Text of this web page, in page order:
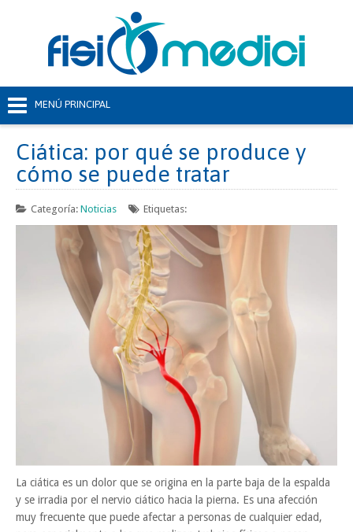
Ciática: por qué se produce y
cómo se puede tratar
Categoría: Noticias Etiquetas:
La ciática es un dolor que se origina en la parte baja de la espalda
y se irradia por el nervio ciático hacia la pierna. Es una afección
muy frecuente que puede afectar a personas de cualquier edad,